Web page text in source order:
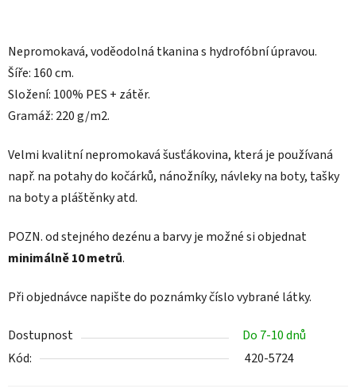
Nepromokavá, voděodolná tkanina s hydrofóbní úpravou.
Šíře: 160 cm.
Složení: 100% PES + zátěr.
Gramáž: 220 g/m2.
Velmi kvalitní nepromokavá šusťákovina, která je používaná
např. na potahy do kočárků, nánožníky, návleky na boty, tašky
na boty a pláštěnky atd.
POZN.od stejného dezénu a barvy je možné si objednat
minimálně 10 metrů.
Při objednávce napište do poznámky číslo vybrané látky.
Dostupnost
Do 7-10 dnů
Kód:
420-5724